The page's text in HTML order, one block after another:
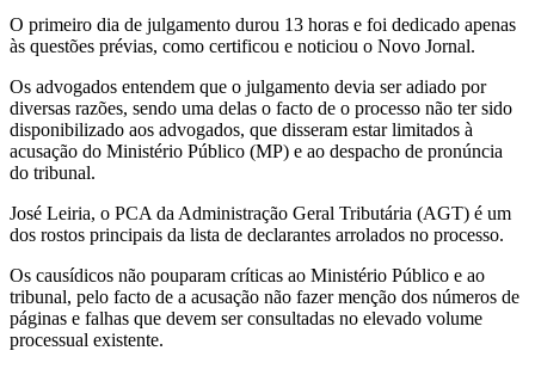
O primeiro dia de julgamento durou 13 horas e foi dedicado apenas
às questões prévias, como certificou e noticiou o Novo Jornal.
Os advogados entendem que o julgamento devia ser adiado por
diversas razões, sendo uma delas o facto de o processo não ter sido
disponibilizado aos advogados, que disseram estar limitados à
acusação do Ministério Público (MP) e ao despacho de pronúncia
do tribunal.
José Leiria, o PCA da Administração Geral Tributária (AGT) é um
dos rostos principais da lista de declarantes arrolados no processo.
Os causídicos não pouparam críticas ao Ministério Público e ao
tribunal, pelo facto de a acusação não fazer menção dos números de
páginas e falhas que devem ser consultadas no elevado volume
processual existente.